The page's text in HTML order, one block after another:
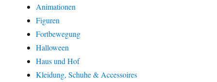
Animationen
Figuren
Fortbewegung
Halloween
Haus und Hof
Kleidung, Schuhe & Accessoires